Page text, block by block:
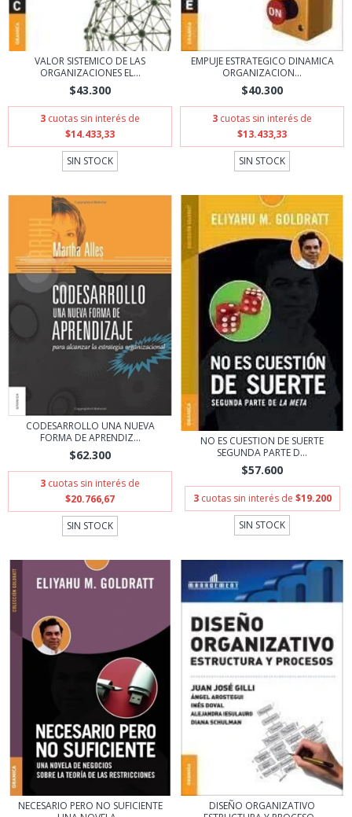
VALOR SISTEMICO DE LAS
ORGANIZACIONES EL...
$43.300
3 cuotas sin interés de
$14.433,33
SIN STOCK
EMPUJE ESTRATEGICO DINAMICA
ORGANIZACION...
$40.300
3 cuotas sin interés de
$13.433,33
SIN STOCK
CODESARROLLO UNA NUEVA
FORMA DE APRENDIZ...
$62.300
3 cuotas sin interés de
$20.766,67
SIN STOCK
NO ES CUESTION DE SUERTE
SEGUNDA PARTE D...
$57.600
3 cuotas sin interés de $19.200
SIN STOCK
NECESARIO PERO NO SUFICIENTE
DISEÑO ORGANIZATIVO